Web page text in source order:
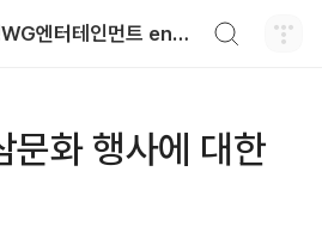
와일드진생WG엔터테인먼트 entertainment
문화 행사에 대한